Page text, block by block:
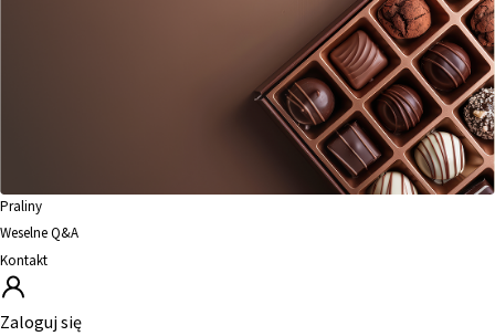
Praliny
Weselne Q&A
Kontakt
Zaloguj się